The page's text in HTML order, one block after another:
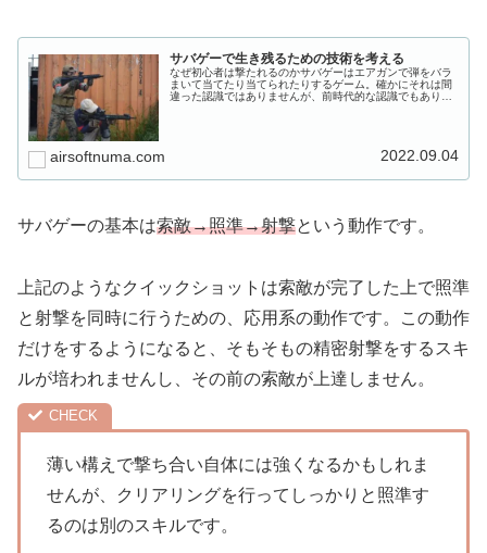
サバゲーで生き残るための技術を考える
なぜ初心者は撃たれるのかサバゲーはエアガンで弾をバラ
まいて当てたり当てられたりするゲーム。確かにそれは間
違った認識ではありませんが、前時代的な認識でもありま
airsoftnuma.com 2022.09.04
サバゲーの基本は索敵→照準→射撃という動作です。
上記のようなクイックショット は索敵が完了した上で照準
と射撃を同時に行うための、 応用系の動作です。この動作
だけをするようになると、そもそもの精密射撃をするスキ
ルが培われませんし、その前の索敵が上達しません。
薄い構えで撃ち合い自体には強くなるかもしれま
せんが、クリアリングを行ってしっかりと照準す
るのは別のスキルです。